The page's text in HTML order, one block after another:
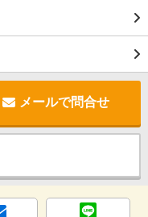
メールで問合せ